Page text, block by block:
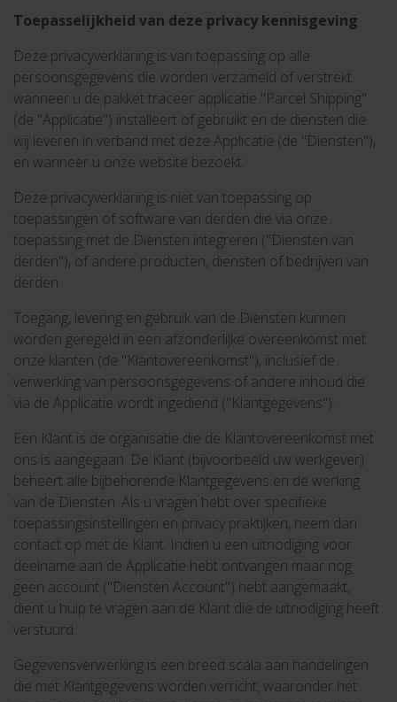
Toepasselijkheid van deze privacy kennisgeving
Deze privacyverklaring is van toepassing op alle
persoonsgegevens die worden verzameld of verstrekt
wanneer u de pakket traceer applicatie "Parcel Shipping"
(de "Applicatie") installeert of gebruikt en de diensten die
wij leveren in verband met deze Applicatie (de "Diensten"),
en wanneer u onze website bezoekt.
Deze privacyverklaring is niet van toepassing op
toepassingen of software van derden die via onze
toepassing met de Diensten integreren ("Diensten van
derden"), of andere producten, diensten of bedrijven van
derden.
Toegang, levering en gebruik van de Diensten kunnen
worden geregeld in een afzonderlijke overeenkomst met
onze klanten (de "Klantovereenkomst"), inclusief de
verwerking van persoonsgegevens of andere inhoud die
via de Applicatie wordt ingediend ("Klantgegevens").
Een Klant is de organisatie die de Klantovereenkomst met
ons is aangegaan. De Klant (bijvoorbeeld uw werkgever)
beheert alle bijbehorende Klantgegevens en de werking
van de Diensten. Als u vragen hebt over specifieke
toepassingsinstellingen en privacy praktijken, neem dan
contact op met de Klant. Indien u een uitnodiging voor
deelname aan de Applicatie hebt ontvangen maar nog
geen account ("Diensten Account") hebt aangemaakt,
dient u hulp te vragen aan de Klant die de uitnodiging heeft
verstuurd.
Gegevensverwerking is een breed scala aan handelingen
die met Klantgegevens worden verricht, waaronder het